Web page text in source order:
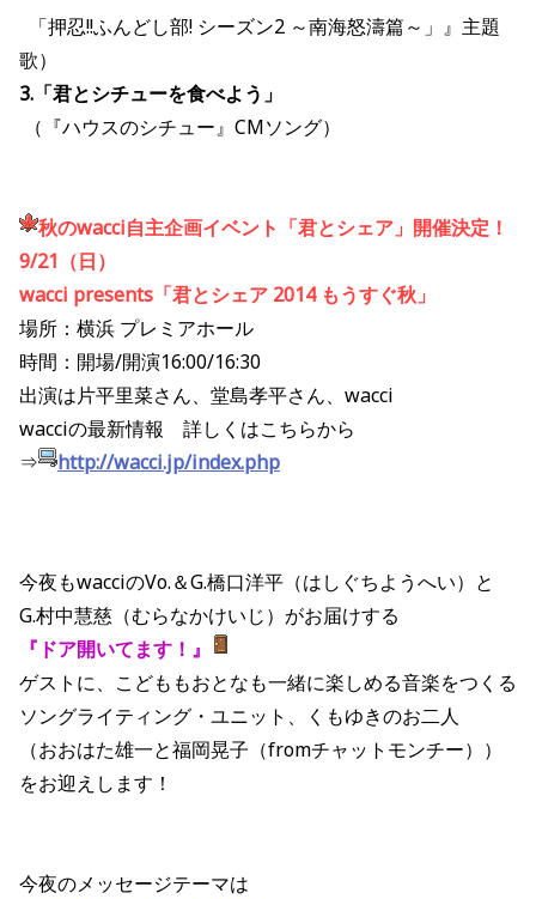
「押忍!!ふんどし部! シーズン2 ～南海怒濤篇～」』主題
歌）
3.「君とシチューを食べよう」
（『ハウスのシチュー』CMソング）
秋のwacci自主企画イベント「君とシェア」開催決定！
9/21（日）
wacci presents「君とシェア 2014 もうすぐ秋」
場所：横浜 プレミアホール
時間：開場/開演16:00/16:30
出演は片平里菜さん、堂島孝平さん、wacci
wacciの最新情報 詳しくはこちらから
⇒
http://wacci.jp/index.php
今夜もwacciのVo.＆G.橋口洋平（はしぐちようへい）と
G.村中慧慈（むらなかけいじ）がお届けする
『ドア開いてます！』
ゲストに、こどももおとなも一緒に楽しめる音楽をつくる
ソングライティング・ユニット、くもゆきのお二人
（おおはた雄一と福岡晃子（fromチャットモンチー））
をお迎えします！
今夜のメッセージテーマは